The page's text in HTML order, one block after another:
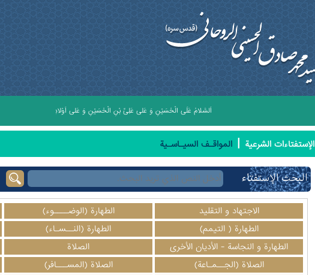
اَلسَّلامُ عَلَى الْحُسَيْنِ وَ عَلى عَلِىِّ بْنِ الْحُسَيْنِ وَ عَلى اَوْلادِ الْحُسَيْنِ وَ عَلى اَصْحابِ
الإستفتاءات الشرعیة | المواقـف السيـاسـية
البحث الإستفتاء
الاجتهاد و التقليد الطهارة (الوضــــوء)
الطهارة ( التيمم)
الطهارة (النــسـاء)
الطهارة و النجاسة - الأديان الأخرى
الصلاة
الصلاة (الجــمـاعة)
الصلاة (المســـافر)